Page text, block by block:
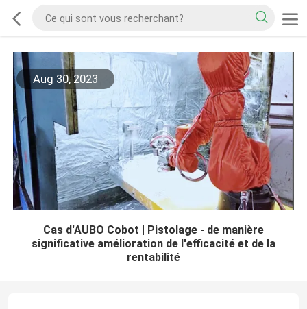
Aug 30, 2023
Cas d'AUBO Cobot | Pistolage - de manière
significative amélioration de l'efficacité et de la
rentabilité